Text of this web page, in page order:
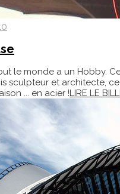
le monde a un Hobby.
sculpteur et architecte, ce
... en acier !LIRE LE